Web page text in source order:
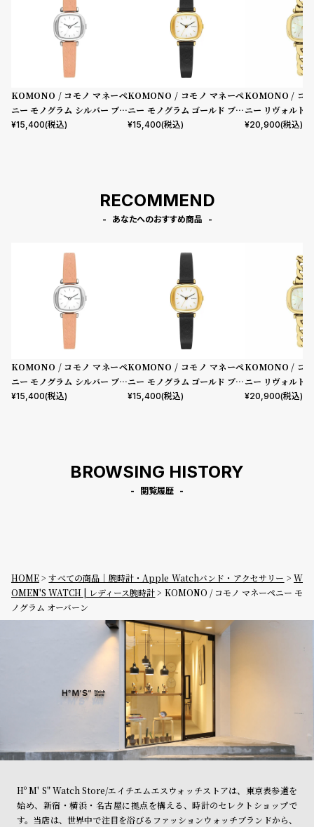
KOMONO / コモノ マネーペ
ニー モノグラム シルバー ブラ
ッシュ
¥15,400(税込)
KOMONO / コモノ マネーペ
ニー モノグラム ゴールド ブラ
ック
¥15,400(税込)
KOMONO / コ
ニー リヴォルト
イト
¥20,900(税込)
RECOMMEND
あなたへのおすすめ商品
KOMONO / コモノ マネーペ
ニー モノグラム シルバー ブラ
ッシュ
¥15,400(税込)
KOMONO / コモノ マネーペ
ニー モノグラム ゴールド ブラ
ック
¥15,400(税込)
KOMONO / コ
ニー リヴォルト
イト
¥20,900(税込)
BROWSING HISTORY
閲覧履歴
HOME すべての商品｜腕時計・Apple Watchバンド・アクセサリー
W
OMEN'S WATCH | レディース腕時計
KOMONO / コモノ マネーペニー モ
ノグラム オーバーン
Hº M' S" Watch Store/エイチエムエスウォッチストアは、東京表参道を
始め、新宿・横浜・名古屋に拠点を構える、時計のセレクトショップで
す。当店は、世界中で注目を浴びるファッションウォッチブランドから、